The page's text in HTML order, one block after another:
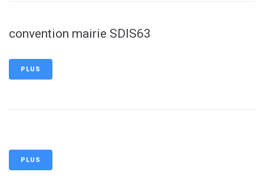
convention mairie SDIS63
PLUS
PLUS